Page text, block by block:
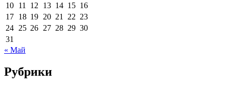
10 11 12 13 14 15 16
17 18 19 20 21 22 23
24 25 26 27 28 29 30
31
« Май
Рубрики